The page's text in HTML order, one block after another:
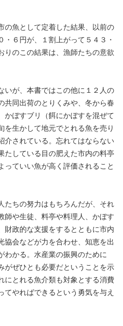
魚として定着した結果、以前の
・６円が、１割上がって５４３・
りのこの結果は、漁師たちの意欲
が、本書ではこの他に１２人の
共同出荷のとりくみや、冬から春
かぼすブリ（餌にかぼすを混ぜて
を生かして地元でとれる魚を売り
介されている。忘れてはならない
たしている目の肥えた市内の料亭
っていい魚が高く評価されること
ちの努力はもちろんだが、それ
師や生徒、料亭や料理人、かぼす
財政的な支援をするとともに市内
協会などが力を合わせ、知恵を出
わかる。水産業の振興のために
がぜひとも必要だということを示
にとれる魚介類も対象とする消費
てやればできるという勇気を与え